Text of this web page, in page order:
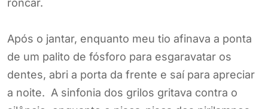
bençãos à VÓ CAETANA e ao Tio Galdino, me
acomodar anestesiado pelo cansaço e nem
sentir o ataque das pulgas!…